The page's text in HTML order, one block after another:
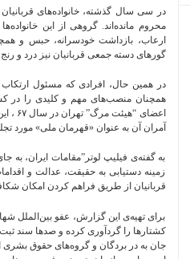
در سی سال گذشته، خانواده‌های
محروم مانده‌اند. گروهی از این
ارعاب، بازداشت خودسرانه، حبس و
گورهای دسته ‌جمعی قربانیان نیز درد و رنج
در همین حال، افرادی که مسئول ارتکاب
همچنان منصب‌های مهم و کلیدی را در
آمران آن به عنوان «قهرمان ملی» مورد
به گفته‌ی فیلیپ لوتر”مقامات ایران، به
زمینه دستیابی به حقیقت، عدالت و
قربانیان از طریق فراهم کردن امکان
برای تهیه‌ی این گزارش، عفو بین‌الملل
کشتارها را گردآوری کرده و صدها سند
جان به در بردگان و گروه‌های حقوق بشری